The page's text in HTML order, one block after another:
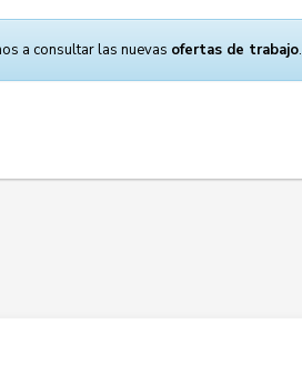
a consultar las nuevas ofertas de trabajo.